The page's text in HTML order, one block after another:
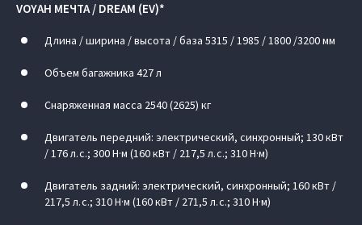
VOYAH МЕЧТА / DREAM (EV)*
Длина / ширина / высота / база 5315 / 1985 / 1800 /3200 мм
Объем багажника 427 л
Снаряженная масса 2540 (2625) кг
Двигатель передний: электрический, синхронный; 130 кВт
/ 176 л. с.; 300 Н·м (160 кВт / 217,5 л. с.; 310 Н·м)
Двигатель задний: электрический, синхронный; 160 кВт /
217,5 л. с.; 310 Н·м (160 кВт / 271,5 л. с.; 310 Н·м)